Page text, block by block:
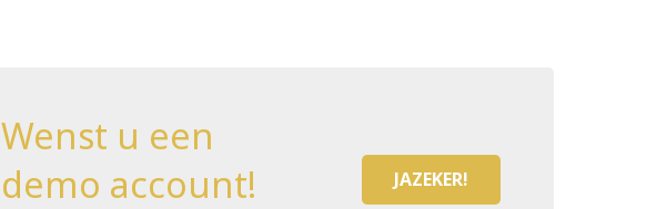
Wenst u een
demo account!
JAZEKER!